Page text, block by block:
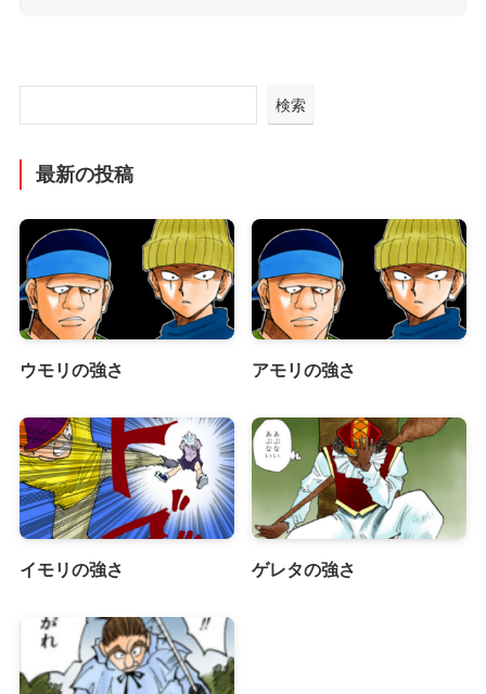
検索
最新の投稿
ウモリの強さ アモリの強さ
イモリの強さ ゲレタの強さ